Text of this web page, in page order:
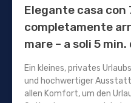
Elegante casa
completamente
mare – a soli 5
Ein kleines, privates
und hochwertiger
allen Komfort, um den